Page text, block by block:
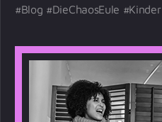
Blog
DieChaosEule Kinder